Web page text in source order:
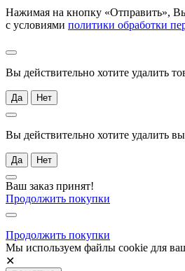
Нажимая на кнопку «Отправить»,
с условиями политики обработки
Вы действительно хотите удалить
Да Нет
Вы действительно хотите удалить
Да Нет
Ваш заказ принят!
Продолжить покупки
Продолжить покупки
Мы используем файлы cookie для
✕